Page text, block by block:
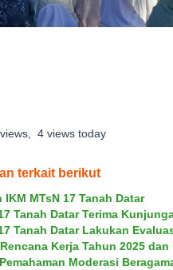
4 views today
terkait berikut
IKM MTsN 17 Tanah Datar
Tanah Datar Terima
Tanah Datar Lakukan
Kerja Tahun 2025 dan
Moderasi